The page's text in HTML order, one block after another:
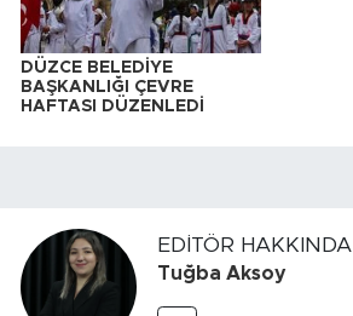
DÜZCE BELEDİYE
BAŞKANLIĞI ÇEVRE
HAFTASI DÜZENLEDİ
EDITÖR HAKKINDA
Tuğba Aksoy